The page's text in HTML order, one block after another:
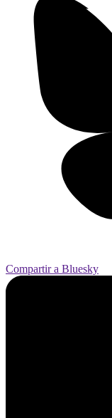
Compartir a Bluesky